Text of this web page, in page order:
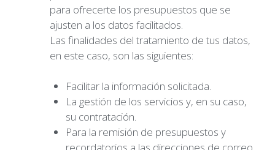
para ofrecerte los presupuestos que se
ajusten a los datos facilitados.
Las finalidades del tratamiento de tus datos,
en este caso, son las siguientes:
Facilitar la información solicitada.
La gestión de los servicios y, en su caso,
su contratación.
Para la remisión de presupuestos y